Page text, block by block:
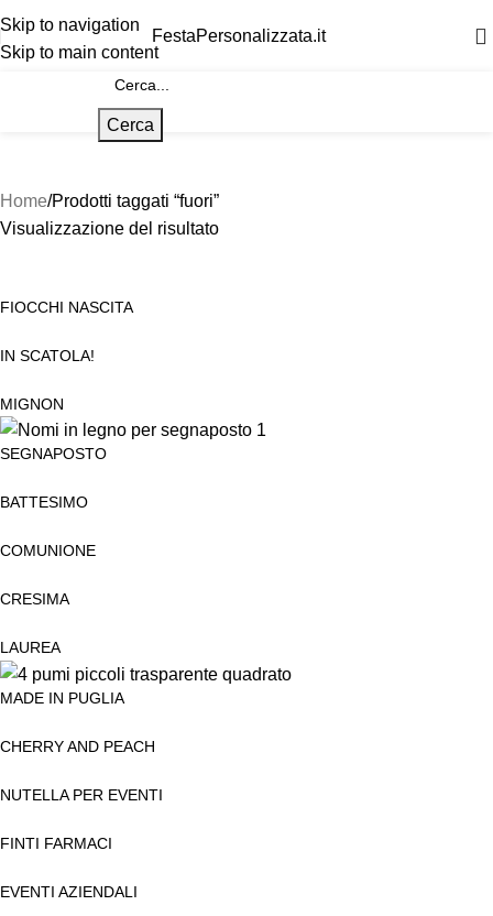
Skip to navigation
Skip to main content
FestaPersonalizzata.it
Cerca
Home Prodotti taggati “fuori”
Visualizzazione del risultato
FIOCCHI NASCITA
IN SCATOLA!
MIGNON
SEGNAPOSTO
BATTESIMO
COMUNIONE
CRESIMA
LAUREA
MADE IN PUGLIA
CHERRY AND PEACH
NUTELLA PER EVENTI
FINTI FARMACI
EVENTI AZIENDALI